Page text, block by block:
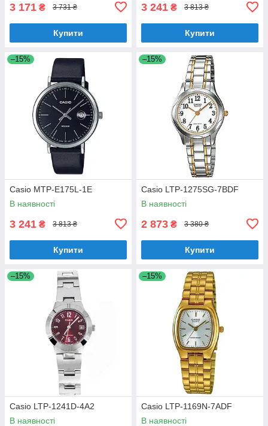
3 171 ₴ 3 731 ₴
Купити
3 241 ₴ 3 813 ₴
Купити
–15%
Casio MTP-E175L-1E
В наявності
3 241 ₴ 3 813 ₴
Купити
–15%
Casio LTP-1275SG-7BDF
В наявності
2 873 ₴ 3 380 ₴
Купити
–15%
Casio LTP-1241D-4A2
В наявності
–15%
Casio LTP-1169N-7ADF
В наявності